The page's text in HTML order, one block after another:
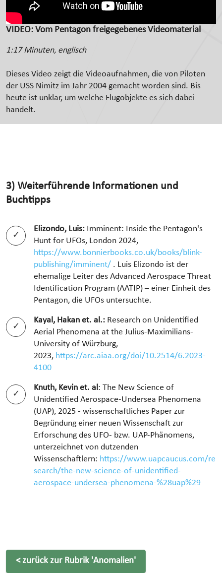
VIDEO: Vom Pentagon freigegebenes Videomaterial
1:17 Minuten, englisch
Dieses Video zeigt die Videoaufnahmen, die von Piloten
der USS Nimitz im Jahr 2004 gemacht worden sind. Bis
heute ist unklar, um welche Flugobjekte es sich dabei
handelt.
3) Weiterführende Informationen und
Buchtipps
Elizondo, Luis: Imminent: Inside the Pentagon's
Hunt for UFOs, London 2024,
https://www.bonnierbooks.co.uk/books/blink-
publishing/imminent/ . Luis Elizondo ist der
ehemalige Leiter des Advanced Aerospace Threat
Identification Program (AATIP) – einer Einheit des
Pentagon, die UFOs untersuchte.
Kayal, Hakan et. al.: Research on Unidentified
Aerial Phenomena at the Julius-Maximilians-
University of Würzburg,
2023, https://arc.aiaa.org/doi/10.2514/6.2023-
4100
Knuth, Kevin et. al: The New Science of
Unidentified Aerospace-Undersea Phenomena
(UAP), 2025 - wissenschaftliches Paper zur
Begründung einer neuen Wissenschaft zur
Erforschung des UFO- bzw. UAP-Phänomens,
unterzeichnet von dutzenden
Wissenschaftlern: https://www.uapcaucus.com/re
search/the-new-science-of-unidentified-
aerospace-undersea-phenomena-%28uap%29
< zurück zur Rubrik 'Anomalien'